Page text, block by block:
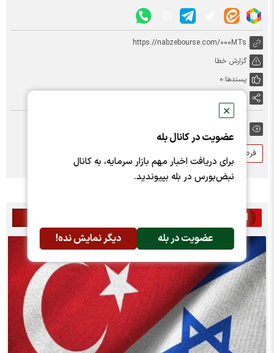
✕
عضویت در کانال بله
برای دریافت اخبار مهم بازار سرمایه، به کانال
نبض‌بورس در بله بپیوندید.
عضویت در بله دیگر نمایش نده!
https://nabzebourse.com/000MTs
گزارش خطا
پسندها:0
اشتراک گذاری
فرصت شغلی
اخبار مرتبط